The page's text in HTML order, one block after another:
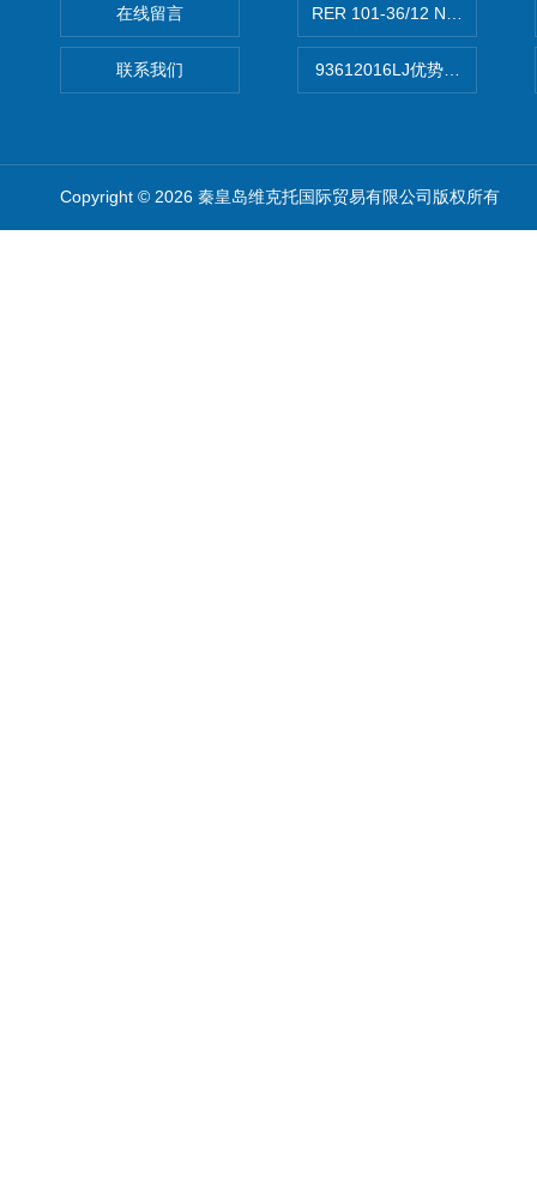
在线留言
联系我们
RER 101-36/12 NHH离心
93612016LJ优势供应美国
Copyright © 2026 秦皇岛维克托国际贸易有限公司版权所有